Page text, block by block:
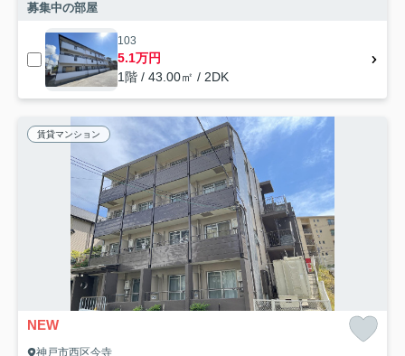
募集中の部屋
103
5.1万円
1階 / 43.00㎡ / 2DK
賃貸マンション
NEW
神戸市西区今寺